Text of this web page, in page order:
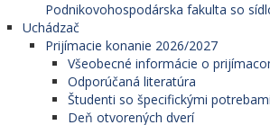
Podnikovohospodárska fakulta so
Uchádzač
Prijímacie konanie 2026/2027
Všeobecné informácie o
Odporúčaná literatúra
Študenti so špecifickými potrebami
Deň otvorených dverí